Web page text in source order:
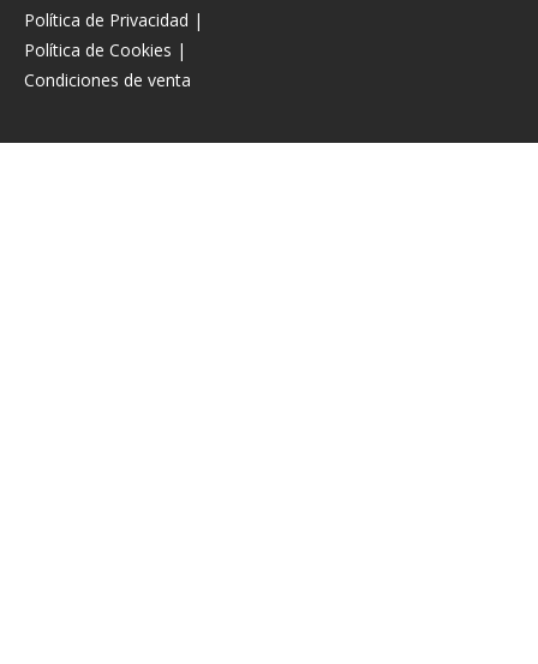
Política de Privacidad |
Política de Cookies |
Condiciones de venta